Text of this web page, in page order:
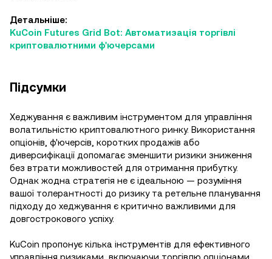
Детальніше:
KuCoin Futures Grid Bot: Автоматизація торгівлі
криптовалютними ф'ючерсами
Підсумки
Хеджування є важливим інструментом для управління
волатильністю криптовалютного ринку. Використання
опціонів, ф'ючерсів, коротких продажів або
диверсифікації допомагає зменшити ризики зниження
без втрати можливостей для отримання прибутку.
Однак жодна стратегія не є ідеальною — розуміння
вашої толерантності до ризику та ретельне планування
підходу до хеджування є критично важливими для
довгострокового успіху.
KuCoin пропонує кілька інструментів для ефективного
управління ризиками, включаючи торгівлю опціонами